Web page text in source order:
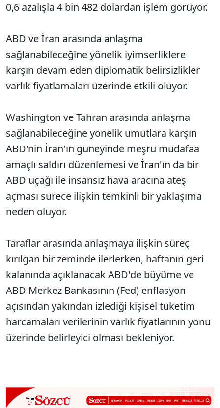
0,6 azalışla 4 bin 482 dolardan işlem görüyor.
ABD ve İran arasında anlaşma
sağlanabileceğine yönelik iyimserliklere
karşın devam eden diplomatik belirsizlikler
varlık fiyatlamaları üzerinde etkili oluyor.
Washington ve Tahran arasında anlaşma
sağlanabileceğine yönelik umutlara karşın
ABD'nin İran'ın güneyinde meşru müdafaa
amaçlı saldırı düzenlemesi ve İran'ın da bir
ABD uçağı ile insansız hava aracına ateş
açması sürece ilişkin temkinli bir yaklaşıma
neden oluyor.
Taraflar arasında anlaşmaya ilişkin süreç
kırılgan bir zeminde ilerlerken, haftanın geri
kalanında açıklanacak ABD'de büyüme ve
ABD Merkez Bankasının (Fed) enflasyon
açısından yakından izlediği kişisel tüketim
harcamaları verilerinin varlık fiyatlarının yönü
üzerinde belirleyici olması bekleniyor.